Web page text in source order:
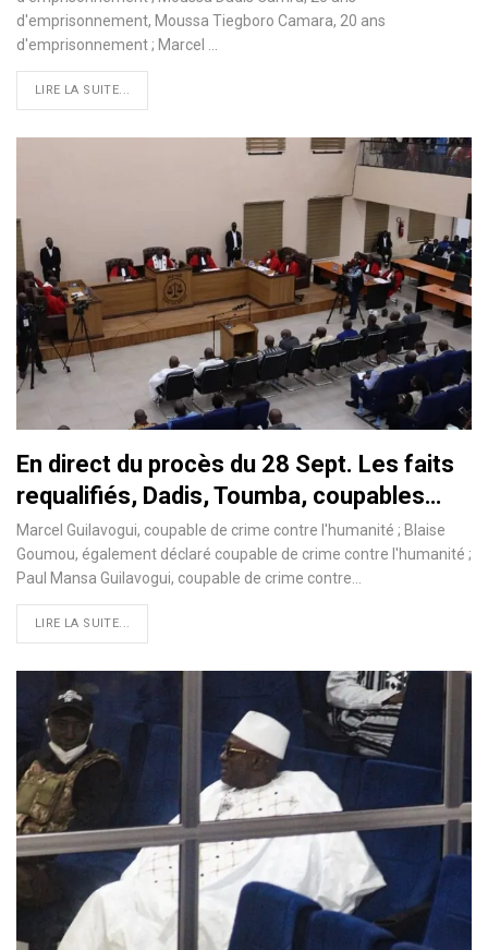
d'emprisonnement, Moussa Tiegboro Camara, 20 ans
d'emprisonnement ; Marcel …
LIRE LA SUITE...
En direct du procès du 28 Sept. Les faits
requalifiés, Dadis, Toumba, coupables…
Marcel Guilavogui, coupable de crime contre l'humanité ; Blaise
Goumou, également déclaré coupable de crime contre l'humanité ;
Paul Mansa Guilavogui, coupable de crime contre…
LIRE LA SUITE...